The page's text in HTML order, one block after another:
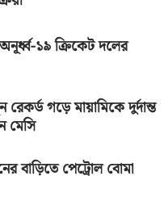
১৯ ক্রিকেট দলের
গড়ে মায়ামিকে দুর্দান্ত
মেসি
বাড়িতে পেট্রোল বোমা